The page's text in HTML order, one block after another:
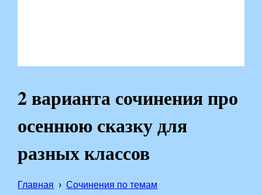
2 варианта сочинения про
осеннюю сказку для
разных классов
Главная
Сочинения по темам